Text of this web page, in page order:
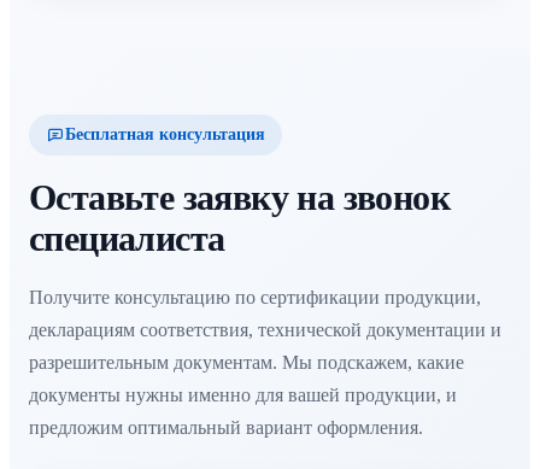
Бесплатная консультация
Оставьте заявку на звонок
специалиста
Получите консультацию по сертификации продукции,
декларациям соответствия, технической документации и
разрешительным документам. Мы подскажем, какие
документы нужны именно для вашей продукции, и
предложим оптимальный вариант оформления.